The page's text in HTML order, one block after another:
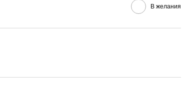
В желания